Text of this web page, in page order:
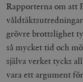
Rapporterna om att
grövre brottslighet
så mycket tid och
själva verket tycks
vara ett argument